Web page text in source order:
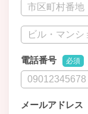
電話番号 必須
メールアドレス